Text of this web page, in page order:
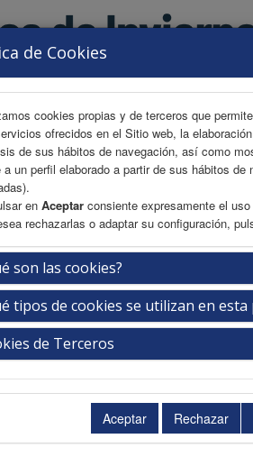
de Cookies
cookies propias y de terceros que
ofrecidos en el Sitio web, la
de sus hábitos de navegación, así como
a un perfil elaborado a partir de sus hábitos de
en Aceptar consiente expresamente el
rechazarlas o adaptar su configuración,
son las cookies?
tipos de cookies se utilizan en esta
de Terceros
AREA CIENTÍFICA
de inscripción
de inscripción
se pueden realizar directamente
de inscripción (pdf) a la Secretaría